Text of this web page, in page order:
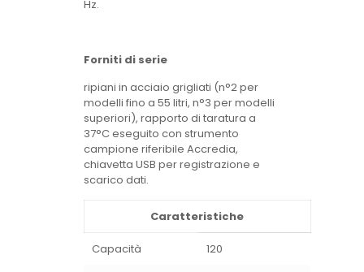
Hz.
Forniti di serie
ripiani in acciaio grigliati (n°2 per
modelli fino a 55 litri, n°3 per modelli
superiori), rapporto di taratura a
37°C eseguito con strumento
campione riferibile Accredia,
chiavetta USB per registrazione e
scarico dati.
Caratteristiche
Capacità 120